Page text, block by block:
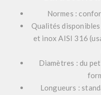
Normes :
Qualités
et inox AISI 316
Diamètres : du
Longueurs :